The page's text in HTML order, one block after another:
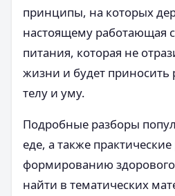
принципы, на которых
настоящему работающая
питания, которая не
жизни и будет приносить
телу и уму.
Подробные разборы
еде, а также
формированию
найти в тематических